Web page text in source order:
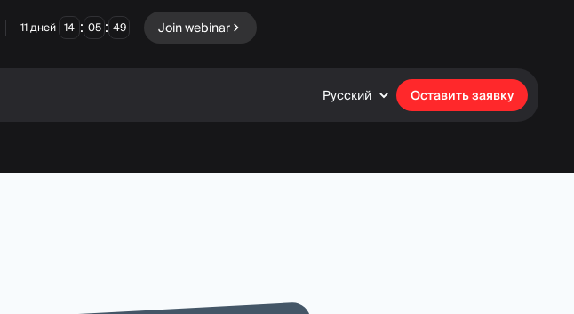
11 дней 14 : 05 : 48 Join webinar
Русский Оставить заявку